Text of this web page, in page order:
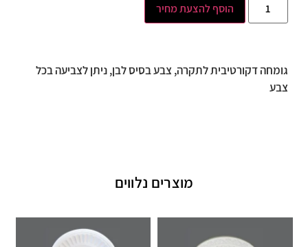
הוסף להצעת מחיר
גומחה דקורטיבית לתקרה, צבע בסיס לבן, ניתן לצביעה בכל
צבע
מוצרים נלווים